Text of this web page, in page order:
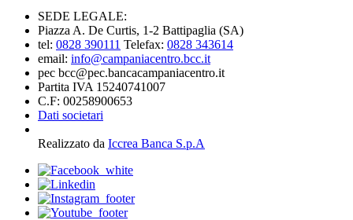
SEDE LEGALE:
Piazza A. De Curtis, 1-2 Battipaglia (SA)
tel: 0828 390111 Telefax: 0828 343614
email: info@campaniacentro.bcc.it
pec bcc@pec.bancacampaniacentro.it
Partita IVA 15240741007
C.F: 00258900653
Dati societari
Realizzato da Iccrea Banca S.p.A